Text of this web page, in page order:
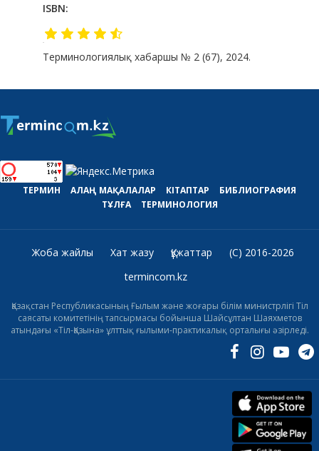
ISBN:
Терминологиялық хабаршы № 2 (67), 2024.
ТЕРМИН АЛАҢ МАҚАЛАЛАР КІТАПТАР
БИБЛИОГРАФИЯ
ТҰЛҒА
ТЕРМИНОЛОГИЯ
Жоба жайлы Хат жазу Құжаттар
(C) 2016-2026
termincom.kz
Қазақстан Республикасының Ғылым және жоғары білім министрлігі Тіл
саясаты комитетінің тапсырмасы бойынша Шайсұлтан Шаяхметов
атындағы «Тіл-Қазына» ұлттық ғылыми-практикалық орталығы әзірледі.